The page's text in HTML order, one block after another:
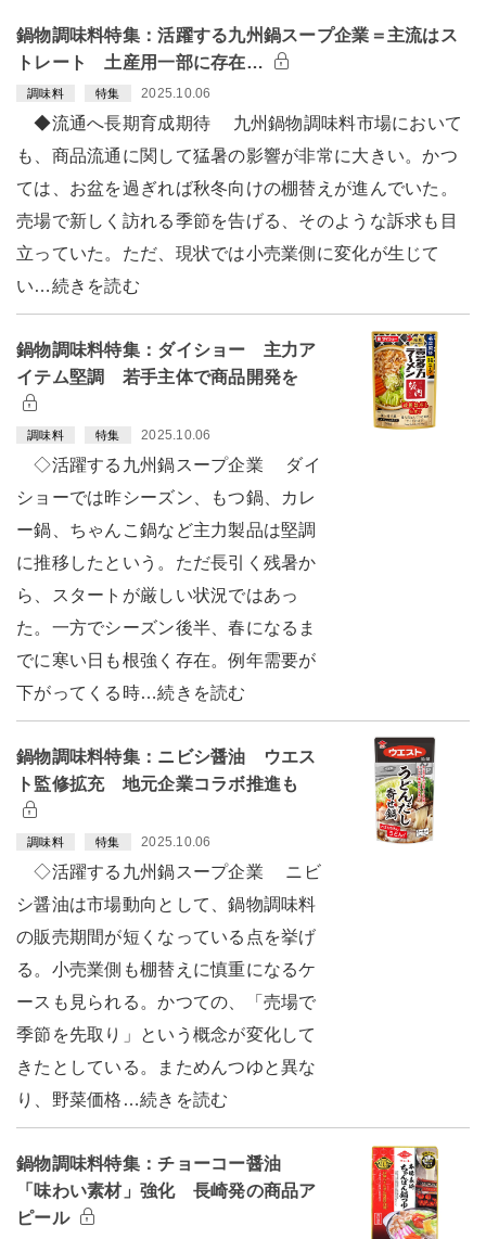
鍋物調味料特集：活躍する九州鍋スープ企業＝主流はス
トレート 土産用一部に存在…
調味料 特集 2025.10.06
◆流通へ長期育成期待 九州鍋物調味料市場において
も、商品流通に関して猛暑の影響が非常に大きい。かつ
ては、お盆を過ぎれば秋冬向けの棚替えが進んでいた。
売場で新しく訪れる季節を告げる、そのような訴求も目
立っていた。ただ、現状では小売業側に変化が生じて
い…続きを読む
鍋物調味料特集：ダイショー 主力ア
イテム堅調 若手主体で商品開発を
調味料 特集 2025.10.06
◇活躍する九州鍋スープ企業 ダイ
ショーでは昨シーズン、もつ鍋、カレ
ー鍋、ちゃんこ鍋など主力製品は堅調
に推移したという。ただ長引く残暑か
ら、スタートが厳しい状況ではあっ
た。一方でシーズン後半、春になるま
でに寒い日も根強く存在。例年需要が
下がってくる時…続きを読む
鍋物調味料特集：ニビシ醤油 ウエス
ト監修拡充 地元企業コラボ推進も
調味料 特集 2025.10.06
◇活躍する九州鍋スープ企業 ニビ
シ醤油は市場動向として、鍋物調味料
の販売期間が短くなっている点を挙げ
る。小売業側も棚替えに慎重になるケ
ースも見られる。かつての、「売場で
季節を先取り」という概念が変化して
きたとしている。まためんつゆと異な
り、野菜価格…続きを読む
鍋物調味料特集：チョーコー醤油
「味わい素材」強化 長崎発の商品ア
ピール